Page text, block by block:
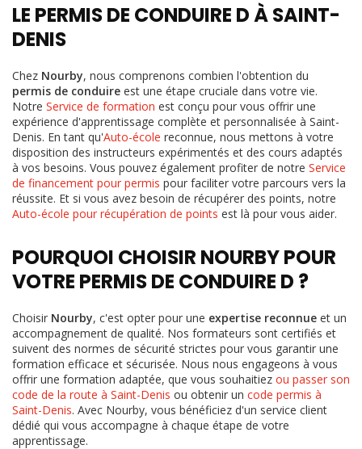
LE PERMIS DE CONDUIRE D À SAINT-
DENIS
Chez Nourby, nous comprenons combien l'obtention du
permis de conduire est une étape cruciale dans votre vie.
Notre Service de formation est conçu pour vous offrir une
expérience d'apprentissage complète et personnalisée à Saint-
Denis. En tant qu'Auto-école reconnue, nous mettons à votre
disposition des instructeurs expérimentés et des cours adaptés
à vos besoins. Vous pouvez également profiter de notre Service
de financement pour permis pour faciliter votre parcours vers la
réussite. Et si vous avez besoin de récupérer des points, notre
Auto-école pour récupération de points est là pour vous aider.
POURQUOI CHOISIR NOURBY POUR
VOTRE PERMIS DE CONDUIRE D ?
Choisir Nourby, c'est opter pour une expertise reconnue et un
accompagnement de qualité. Nos formateurs sont certifiés et
suivent des normes de sécurité strictes pour vous garantir une
formation efficace et sécurisée. Nous nous engageons à vous
offrir une formation adaptée, que vous souhaitiez ou passer son
code de la route à Saint-Denis ou obtenir un code permis à
Saint-Denis. Avec Nourby, vous bénéficiez d'un service client
dédié qui vous accompagne à chaque étape de votre
apprentissage.